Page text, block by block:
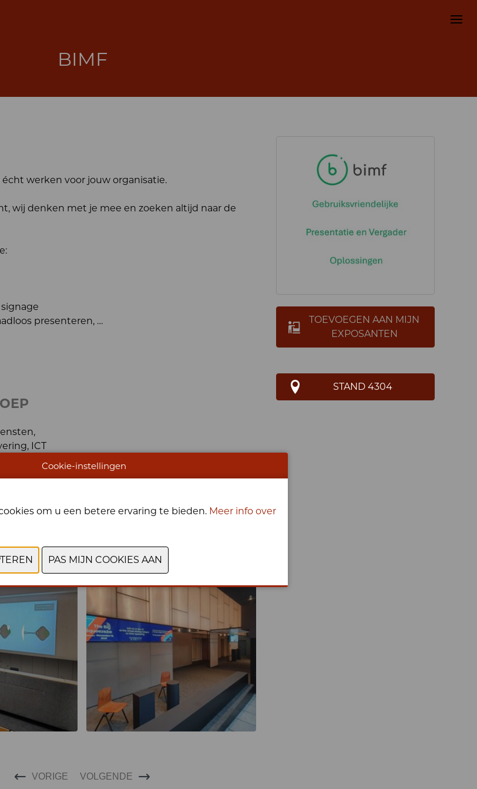
BIMF
TOEVOEGEN AAN MIJN
EXPOSANTEN
STAND 4304
werken voor jouw organisatie.
wij denken met je mee en zoeken altijd naar de
presenteren, …
ICT
VORIGE VOLGENDE
Cookie-instellingen
om u een betere ervaring te bieden. Meer info over